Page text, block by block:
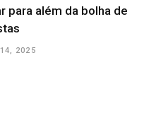
para além da bolha de
2025